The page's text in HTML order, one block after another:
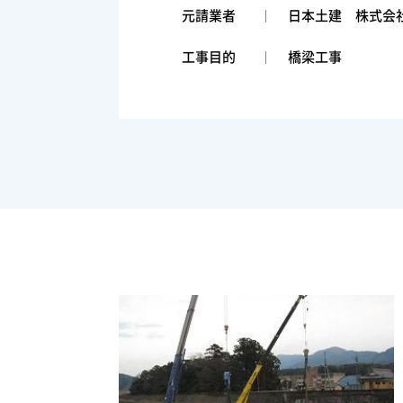
元請業者 日本土建 株式会
工事目的 橋梁工事